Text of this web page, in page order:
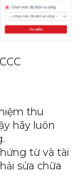
thu
hãy luôn
từ và tài
sửa chữa